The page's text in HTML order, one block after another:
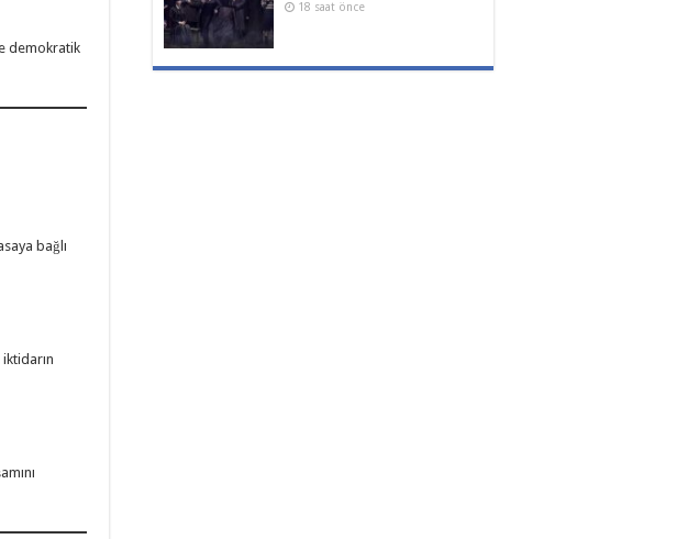
demokratik
bağlı
18 saat önce